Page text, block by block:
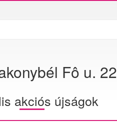
Fô u. 22
akciós újságok